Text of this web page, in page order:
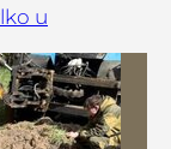
u